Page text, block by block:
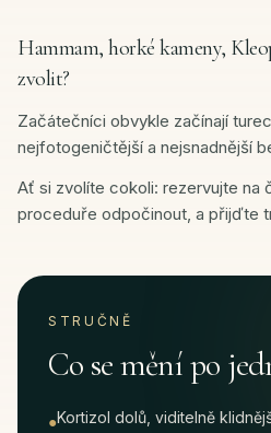
Hammam, horké kameny,
zvolit?
Začátečníci obvykle začínají
nejfotogeničtější a nejsnadnější
Ať si zvolíte cokoli: rezervujte na
proceduře odpočinout, a přijďte
STRUČNĚ
Co se mění po
●Kortizol dolů, viditelně